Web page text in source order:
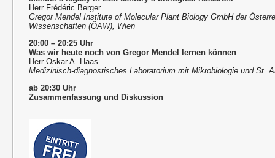
Herr Frédéric Berger
Gregor Mendel Institute of Molecular Plant Biology GmbH der
Wissenschaften (ÖAW), Wien
20:00 – 20:25 Uhr
Was wir heute noch von Gregor Mendel lernen können
Herr Oskar A. Haas
Medizinisch-diagnostisches Laboratorium mit Mikrobiologie und St.
ab 20:30 Uhr
Zusammenfassung und Diskussion